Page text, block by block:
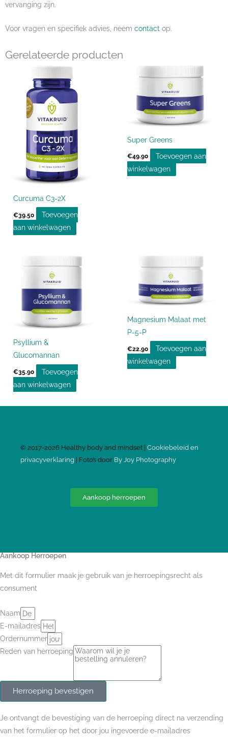
vervanging zijn.
Voor vragen en specifiek advies, neem contact op.
Gerelateerde producten
Curcuma C3-2X
€39.50
Toevoegen
aan winkelwagen
Super Greens
€49.90
Toevoegen aan
winkelwagen
Psyllium &
Glucomannan
€35.90
Toevoegen
aan winkelwagen
Magnesium Malaat met
P-5-P
€22.90
Toevoegen aan
winkelwagen
© 2017-2026 Healthy body and mindset | Cookiebeleid en
privacyverklaring
| Foto’s door By Joy Photography
Aankoop herroepen
t
g
e
o
Aankoop Herroepen
Met dit formulier maak je gebruik van je herroepingsrecht als
consument
Naam
E-mailadres
Ordernummer
Reden van herroeping
Herroeping bevestigen
Je ontvangt de bevestiging van de herroeping direct na verzending
van het formulier op het door jou ingevoerde e-mailadres